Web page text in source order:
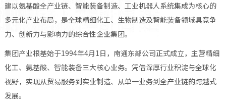
建以氨基酸全产业链、智能装备制造、工业机器人系统集成为核心的
多元化产业布局，是全球精细化工、生物制造及智能装备领域具竞争
力、创新力与影响力的综合性企业集团。
集团产业根基始于1994年4月1日，南通东部公司正式成立，主营精细
化工、氨基酸、智能装备三大核心业务。凭借深厚行业积淀与全球化
视野，实现从贸易服务到实业制造、从单一业务到全产业链的跨越式
发展。